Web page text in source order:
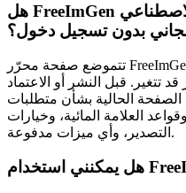
هل FreeImGen فعلًا محرّر صور بالذكاء الاصطناعي
بدون تسجيل دخول؟
تتموضع صفحة محرّر FreeImGen حول التحرير المجاني بدون
تتغير. قبل النشر أو الاعتماد
الحالية بشأن متطلبات
العلامة المائية، وخيارات
التصدير، وأي ميزات مدفوعة.